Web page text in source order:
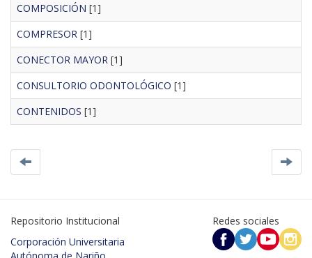
COMPOSICIÓN [1]
COMPRESOR [1]
CONECTOR MAYOR [1]
CONSULTORIO ODONTOLÓGICO [1]
CONTENIDOS [1]
Repositorio Institucional
Corporación Universitaria
Redes sociales